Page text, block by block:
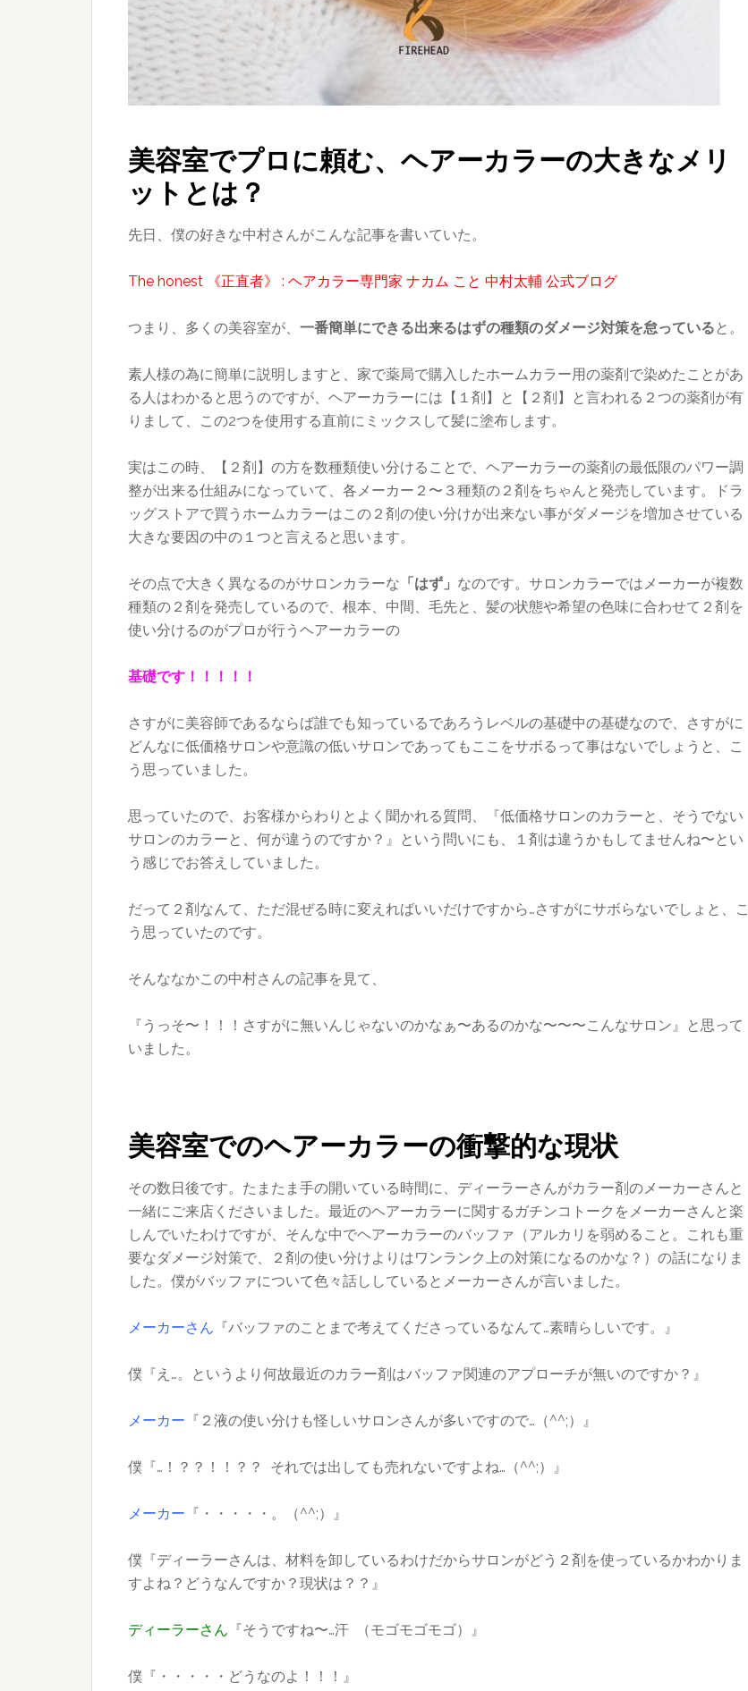
美容室でプロに頼む、ヘアーカラーの大きなメリ
ットとは？
先日、僕の好きな中村さんがこんな記事を書いていた。
The honest 《正直者》 : ヘアカラー専門家 ナカム こと 中村太輔 公式ブログ
つまり、多くの美容室が、 一番簡単にできる出来るはずの種類のダメージ対策を怠っている と。
素人様の為に簡単に説明しますと、家で薬局で購入したホームカラー用の薬剤で染めたことがあ
る人はわかると思うのですが、ヘアーカラーには【１剤】と【２剤】と言われる２つの薬剤が有
りまして、この2つを使用する直前にミックスして髪に塗布します。
実はこの時、【２剤】の方を数種類使い分けることで、ヘアーカラーの薬剤の最低限のパワー調
整が出来る仕組みになっていて、各メーカー２〜３種類の２剤をちゃんと発売しています。ドラ
ッグストアで買うホームカラーはこの２剤の使い分けが出来ない事がダメージを増加させている
大きな要因の中の１つと言えると思います。
その点で大きく異なるのがサロンカラーな 「はず」 なのです。サロンカラーではメーカーが複数
種類の２剤を発売しているので、根本、中間、毛先と、髪の状態や希望の色味に合わせて２剤を
使い分けるのがプロが行うヘアーカラーの
基礎です！！！！！
さすがに美容師であるならば誰でも知っているであろうレベルの基礎中の基礎なので、さすがに
どんなに低価格サロンや意識の低いサロンであってもここをサボるって事はないでしょうと、こ
う思っていました。
思っていたので、お客様からわりとよく聞かれる質問、『低価格サロンのカラーと、そうでない
サロンのカラーと、何が違うのですか？』という問いにも、１剤は違うかもしてませんね〜とい
う感じでお答えしていました。
だって２剤なんて、ただ混ぜる時に変えればいいだけですから…さすがにサボらないでしょと、こ
う思っていたのです。
そんななかこの中村さんの記事を見て、
『うっそ〜！！！さすがに無いんじゃないのかなぁ〜あるのかな〜〜〜こんなサロン』と思って
いました。
美容室でのヘアーカラーの衝撃的な現状
その数日後です。たまたま手の開いている時間に、ディーラーさんがカラー剤のメーカーさんと
一緒にご来店くださいました。最近のヘアーカラーに関するガチンコトークをメーカーさんと楽
しんでいたわけですが、そんな中でヘアーカラーのバッファ（アルカリを弱めること。これも重
要なダメージ対策で、２剤の使い分けよりはワンランク上の対策になるのかな？）の話になりま
した。僕がバッファについて色々話ししているとメーカーさんが言いました。
メーカーさん 『バッファのことまで考えてくださっているなんて…素晴らしいです。』
僕『え…。というより何故最近のカラー剤はバッファ関連のアプローチが無いのですか？』
メーカー 『２液の使い分けも怪しいサロンさんが多いですので…（^^;）』
僕『…！？？！！？？ それでは出しても売れないですよね…（^^;）』
メーカー 『・・・・・。（^^;）』
僕『ディーラーさんは、材料を卸しているわけだからサロンがどう２剤を使っているかわかりま
すよね？どうなんですか？現状は？？』
ディーラーさん 『そうですね〜…汗 （モゴモゴモゴ）』
僕『・・・・・どうなのよ！！！』